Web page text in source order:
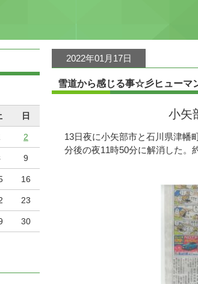
2022年01月17日
雪道から感じる事☆彡ヒューマ
小矢
13日夜に小矢部市と石川県津幡
分後の夜11時50分に解消した。
日
2
9
16
23
30